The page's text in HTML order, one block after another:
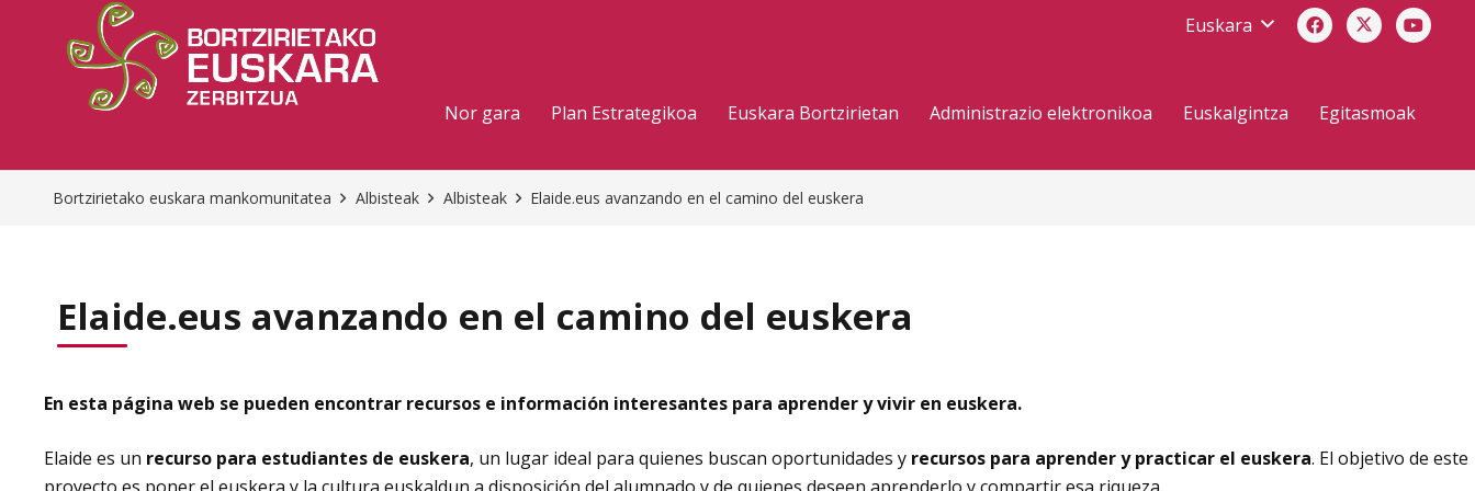
Euskara
Nor gara Plan Estrategikoa Euskara Bortzirietan Administrazio elektronikoa Euskalgintza Egitasmoak
Bortzirietako euskara mankomunitatea Albisteak Albisteak Elaide.eus avanzando en el camino del euskera
Elaide.eus avanzando en el camino del euskera
En esta página web se pueden encontrar recursos e información interesantes para aprender y vivir en euskera.
Elaide es un recurso para estudiantes de euskera, un lugar ideal para quienes buscan oportunidades y recursos para aprender y practicar el euskera. El objetivo de este